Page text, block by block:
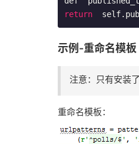
return
示例-重命名模板
注意：只有安装
重命名模板：